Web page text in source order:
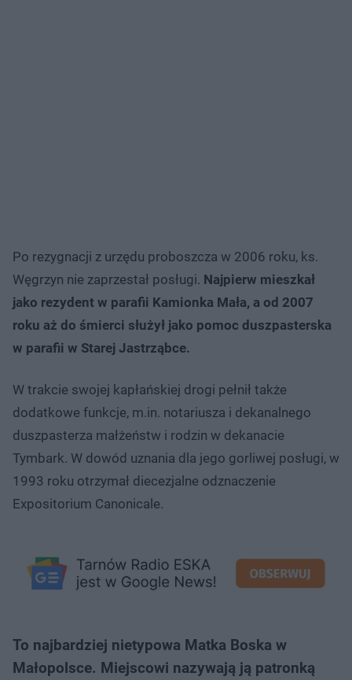
Po rezygnacji z urzędu proboszcza w 2006 roku, ks.
Węgrzyn nie zaprzestał posługi. Najpierw mieszkał
jako rezydent w parafii Kamionka Mała, a od 2007
roku aż do śmierci służył jako pomoc duszpasterska
w parafii w Starej Jastrząbce.
W trakcie swojej kapłańskiej drogi pełnił także
dodatkowe funkcje, m.in. notariusza i dekanalnego
duszpasterza małżeństw i rodzin w dekanacie
Tymbark. W dowód uznania dla jego gorliwej posługi, w
1993 roku otrzymał diecezjalne odznaczenie
Expositorium Canonicale.
To najbardziej nietypowa Matka Boska w
Małopolsce. Miejscowi nazywają ją patronką